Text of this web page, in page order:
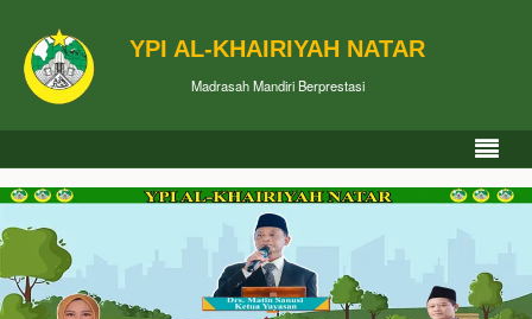
YPI AL-KHAIRIYAH NATAR
Madrasah Mandiri Berprestasi